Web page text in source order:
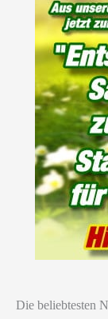
Die beliebtesten